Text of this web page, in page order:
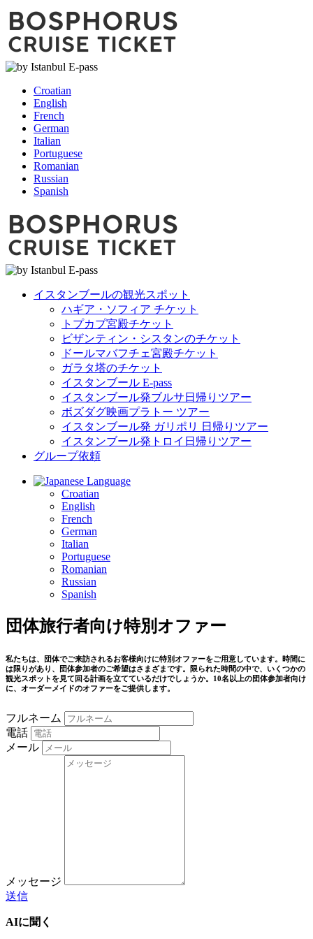
Croatian
English
French
German
Italian
Portuguese
Romanian
Russian
Spanish
イスタンブールの観光スポット
ハギア・ソフィア チケット
トプカプ宮殿チケット
ビザンティン・シスタンのチケット
ドールマバフチェ宮殿チケット
ガラタ塔のチケット
イスタンブール E-pass
イスタンブール発ブルサ日帰りツアー
ボズダグ映画プラトー ツアー
イスタンブール発 ガリポリ 日帰りツアー
イスタンブール発トロイ日帰りツアー
グループ依頼
Language
Croatian
English
French
German
Italian
Portuguese
Romanian
Russian
Spanish
団体旅行者向け特別オファー
私たちは、団体でご来訪されるお客様向けに特別オファーをご用意しています。時間に
は限りがあり、団体参加者のご希望はさまざまです。限られた時間の中で、いくつかの
観光スポットを見て回る計画を立てているだけでしょうか。10名以上の団体参加者向け
に、オーダーメイドのオファーをご提供します。
フルネーム
電話
メール
メッセージ
送信
AIに聞く